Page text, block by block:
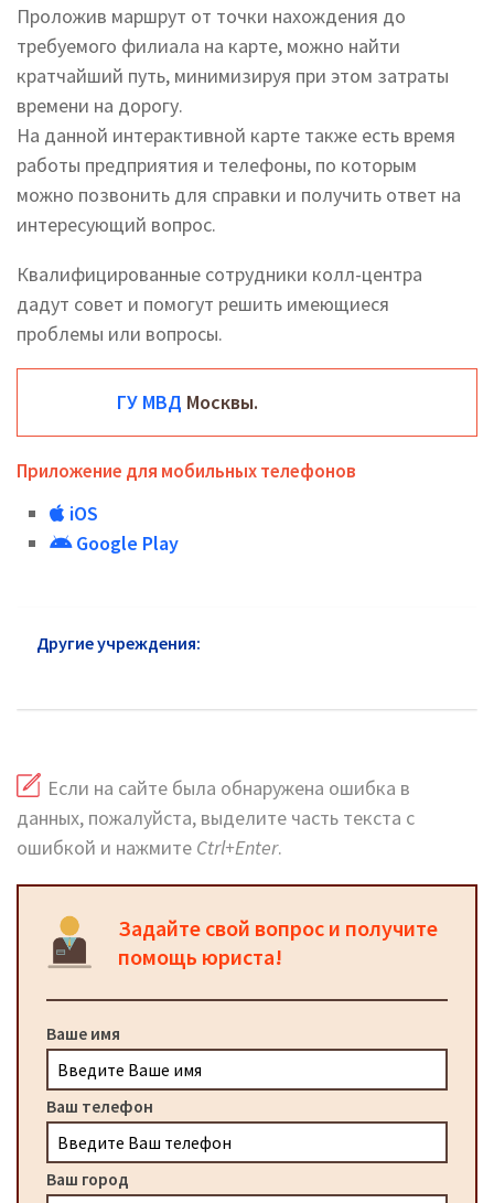
Проложив маршрут от точки нахождения до
требуемого филиала на карте, можно найти
кратчайший путь, минимизируя при этом затраты
времени на дорогу.
На данной интерактивной карте также есть время
работы предприятия и телефоны, по которым
можно позвонить для справки и получить ответ на
интересующий вопрос.
Квалифицированные сотрудники колл-центра
дадут совет и помогут решить имеющиеся
проблемы или вопросы.
ГУ МВД Москвы.
Приложение для мобильных телефонов
iOS
Google Play
Другие учреждения:
Если на сайте была обнаружена ошибка в
данных, пожалуйста, выделите часть текста с
ошибкой и нажмите Ctrl+Enter.
Задайте свой вопрос и получите
помощь юриста!
Ваше имя
Ваш телефон
Ваш город